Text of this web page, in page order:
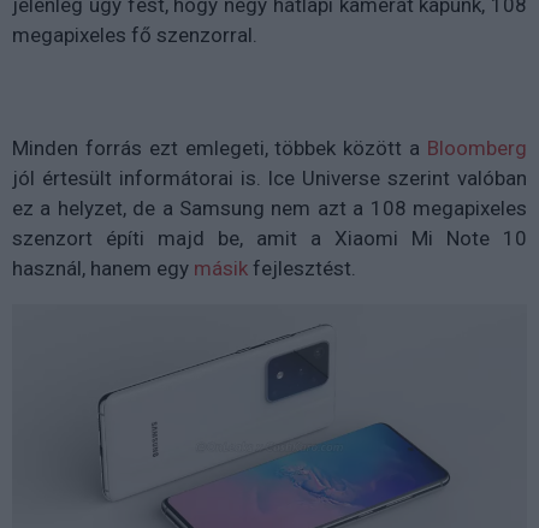
jelenleg úgy fest, hogy négy hátlapi kamerát kapunk, 108
megapixeles fő szenzorral.
Minden forrás ezt emlegeti, többek között a Bloomberg
jól értesült informátorai is. Ice Universe szerint valóban
ez a helyzet, de a Samsung nem azt a 108 megapixeles
szenzort építi majd be, amit a Xiaomi Mi Note 10
használ, hanem egy másik fejlesztést.